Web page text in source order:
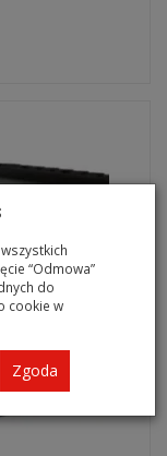
“Odmowa”
do
cookie w
Zgoda